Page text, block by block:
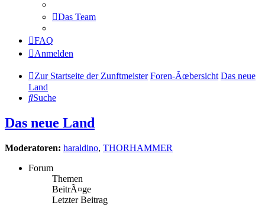
Das Team
FAQ
Anmelden
Zur Startseite der Zunftmeister Foren-Ãœbersicht Das neue
Land
Suche
Das neue Land
Moderatoren: haraldino, THORHAMMER
Forum
Themen
BeitrÃ¤ge
Letzter Beitrag